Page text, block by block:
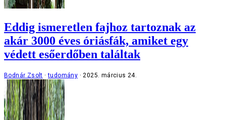
Eddig ismeretlen fajhoz tartoznak az
akár 3000 éves óriásfák, amiket egy
védett esőerdőben találtak
Bodnár Zsolt tudomány 2025. március 24.